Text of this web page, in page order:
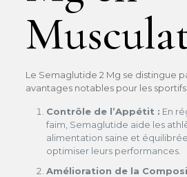
Le Semaglutide 2 Mg se distingue
avantages notables pour les sportifs
Contrôle de l’Appétit : En
faim, Semaglutide aide les
alimentation saine et
optimiser leurs performances.
Amélioration de la